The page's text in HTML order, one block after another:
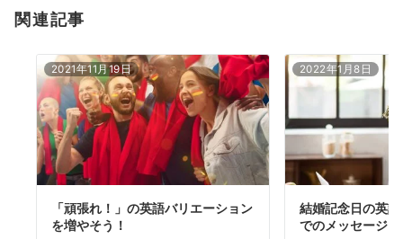
関連記事
2021年11月19日
「頑張れ！」の英語バリエーション
を増やそう！
2022年1月8日
結婚記念日の英
でのメッセージ